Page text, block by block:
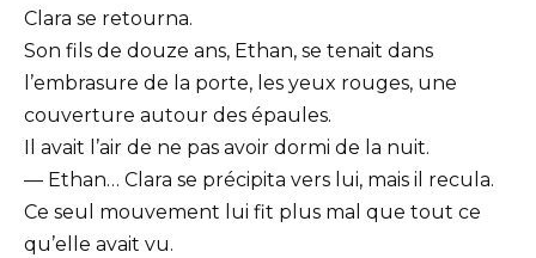
Clara se retourna.
Son fils de douze ans, Ethan, se tenait dans
l’embrasure de la porte, les yeux rouges, une
couverture autour des épaules.
Il avait l’air de ne pas avoir dormi de la nuit.
— Ethan… Clara se précipita vers lui, mais il recula.
Ce seul mouvement lui fit plus mal que tout ce
qu’elle avait vu.